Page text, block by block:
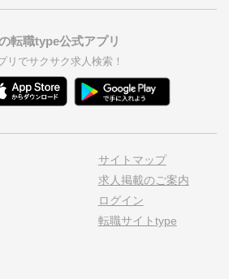
転職type公式アプリ
リでサクサク求人検索！
サイトマップ
求人掲載のご案内
ログイン
転職サイトtype